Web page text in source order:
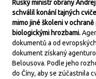
Ruský ministr obrany
schválil konání tajných
mimo jiné školeni v
biologickými hrozbami.
dokumentů a od
dokument získaný
Belousova. Podle jeho
do Číny, aby se zúčastnila